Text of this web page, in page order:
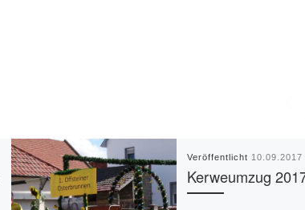
Veröffentlicht 10.09.2017
Kerweumzug